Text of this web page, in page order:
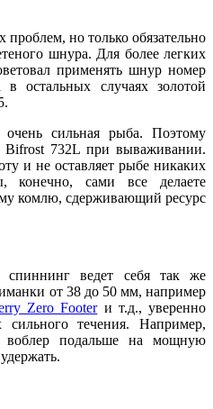
но только обязательно
шнура. Для более легких
применять шнур номер
остальных случаях золотой
сильная рыба. Поэтому
Bifrost 732L при вываживании.
и не оставляет рыбе никаких
сами все делаете
комлю, сдерживающий ресурс
спиннинг ведет себя так же
от 38 до 50 мм, например
Zero Footerи т.д., уверенно
сильного течения. Например,
воблер подальше на мощную